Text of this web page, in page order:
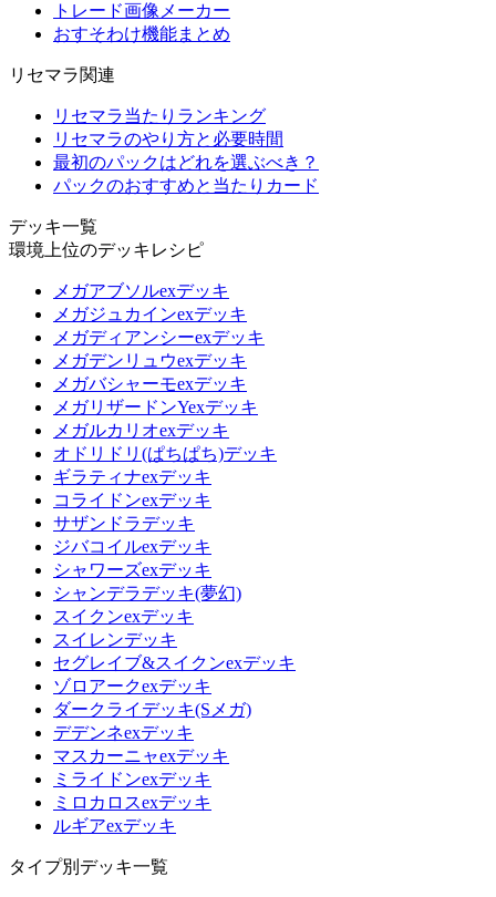
トレード画像メーカー
おすそわけ機能まとめ
リセマラ関連
リセマラ当たりランキング
リセマラのやり方と必要時間
最初のパックはどれを選ぶべき？
パックのおすすめと当たりカード
デッキ一覧
環境上位のデッキレシピ
メガアブソルexデッキ
メガジュカインexデッキ
メガディアンシーexデッキ
メガデンリュウexデッキ
メガバシャーモexデッキ
メガリザードンYexデッキ
メガルカリオexデッキ
オドリドリ(ぱちぱち)デッキ
ギラティナexデッキ
コライドンexデッキ
サザンドラデッキ
ジバコイルexデッキ
シャワーズexデッキ
シャンデラデッキ(夢幻)
スイクンexデッキ
スイレンデッキ
セグレイブ&スイクンexデッキ
ゾロアークexデッキ
ダークライデッキ(Sメガ)
デデンネexデッキ
マスカーニャexデッキ
ミライドンexデッキ
ミロカロスexデッキ
ルギアexデッキ
タイプ別デッキ一覧